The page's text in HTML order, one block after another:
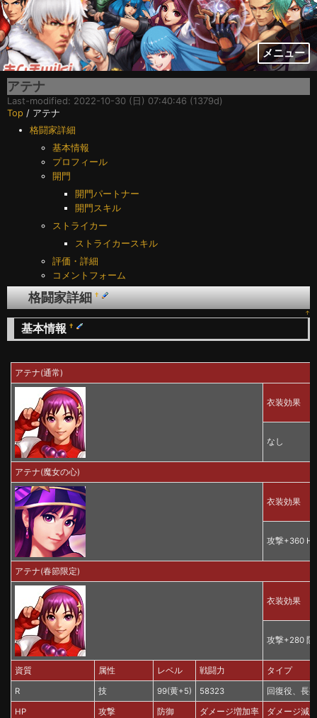
メニュー
アテナ
Last-modified: 2022-10-30 (日) 07:40:46 (1379d)
Top / アテナ
格闘家詳細
基本情報
プロフィール
開門
開門パートナー
開門スキル
ストライカー
ストライカースキル
評価・詳細
コメントフォーム
格闘家詳細†
↑
基本情報 †
アテナ(通常)
衣装効果
なし
アテナ(魔女の心)
衣装効果
攻撃+360
アテナ(春節限定)
衣装効果
攻撃+280
資質 属性 レベル 戦闘力 タイプ
R 技 99(黄+5) 58323 回復役、長
HP 攻撃 防御 ダメージ増加率 ダメージ減